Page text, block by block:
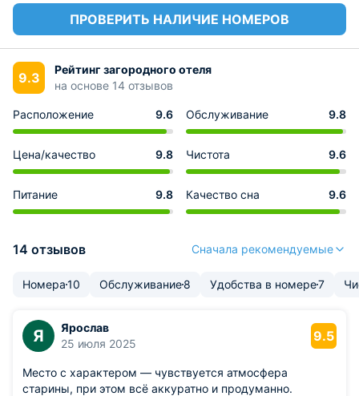
ПРОВЕРИТЬ НАЛИЧИЕ НОМЕРОВ
9.3
Рейтинг загородного отеля
на основе 14 отзывов
Расположение 9.6 Обслуживание 9.8
Цена/качество 9.8 Чистота 9.6
Питание 9.8 Качество сна 9.6
14 отзывов Сначала рекомендуемые
Номера10 Обслуживание8 Удобства в номере7
Я
Ярослав
25 июля 2025
9.5
Место с характером — чувствуется атмосфера
старины, при этом всё аккуратно и продуманно.